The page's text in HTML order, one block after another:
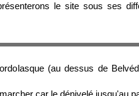
le site sous ses
(au dessus de